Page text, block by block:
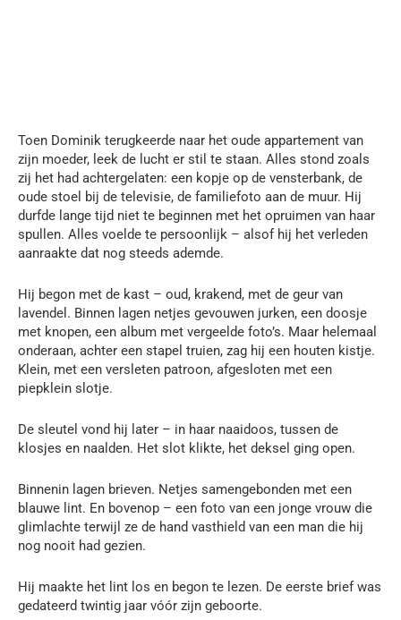
Toen Dominik terugkeerde naar het oude appartement van
zijn moeder, leek de lucht er stil te staan. Alles stond zoals
zij het had achtergelaten: een kopje op de vensterbank, de
oude stoel bij de televisie, de familiefoto aan de muur. Hij
durfde lange tijd niet te beginnen met het opruimen van haar
spullen. Alles voelde te persoonlijk – alsof hij het verleden
aanraakte dat nog steeds ademde.
Hij begon met de kast – oud, krakend, met de geur van
lavendel. Binnen lagen netjes gevouwen jurken, een doosje
met knopen, een album met vergeelde foto’s. Maar helemaal
onderaan, achter een stapel truien, zag hij een houten kistje.
Klein, met een versleten patroon, afgesloten met een
piepklein slotje.
De sleutel vond hij later – in haar naaidoos, tussen de
klosjes en naalden. Het slot klikte, het deksel ging open.
Binnenin lagen brieven. Netjes samengebonden met een
blauwe lint. En bovenop – een foto van een jonge vrouw die
glimlachte terwijl ze de hand vasthield van een man die hij
nog nooit had gezien.
Hij maakte het lint los en begon te lezen. De eerste brief was
gedateerd twintig jaar vóór zijn geboorte.